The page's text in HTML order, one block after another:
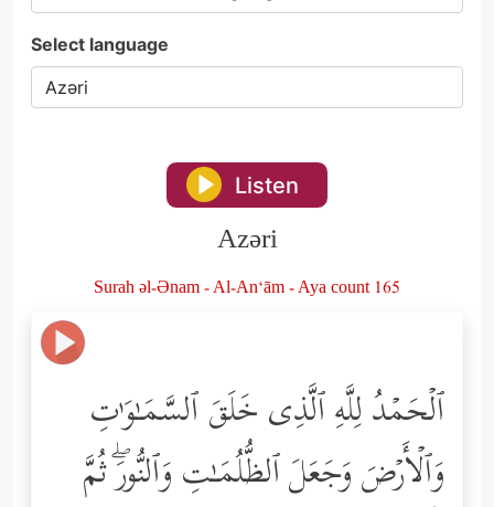
Select language
Listen
Azəri
Surah əl-Ənam - Al-An‘ām - Aya count 165
ٱلۡحَمۡدُ لِلَّهِ ٱلَّذِی خَلَقَ ٱلسَّمَـٰوَ ٰ⁠تِ
وَٱلۡأَرۡضَ وَجَعَلَ ٱلظُّلُمَـٰتِ وَٱلنُّورَۖ ثُمَّ